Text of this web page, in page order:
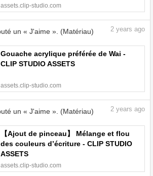
assets.clip-studio.com
un « J'aime ». (Matériau) 2 years ago
Gouache acrylique préférée de Wai -
CLIP STUDIO ASSETS
assets.clip-studio.com
un « J'aime ». (Matériau) 2 years ago
【Ajout de pinceau】 Mélange et flou
des couleurs d’écriture - CLIP STUDIO
ASSETS
assets.clip-studio.com